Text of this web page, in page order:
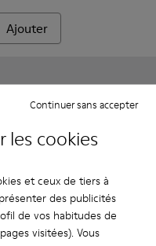
les cookies
et ceux de tiers à
des publicités
de vos habitudes de
visitées). Vous
Continuer sans accepter
Ajouter